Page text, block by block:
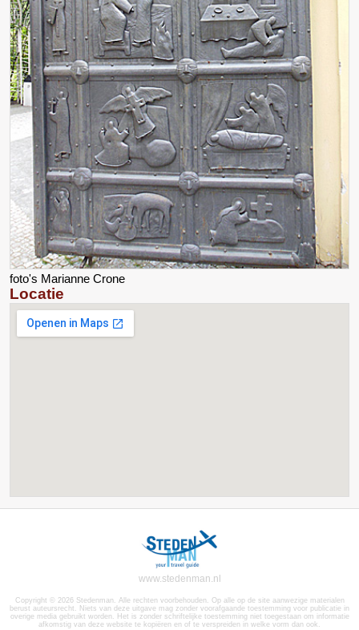
foto's Marianne Crone
Locatie
www.stedenman.nl
Copyright © 2026 Stedenman. Alle rechten voorbehouden. Op alle op de site aanwezige materialen
berust auteursrecht. Niets van deze uitgave mag zonder voorafgaande toestemming voor publicatie in
overige media gebruikt worden. Het is zonder schriftelijke toestemming niet toegestaan om informatie
afkomstig van deze website te kopiëren en of te verspreiden in welke vorm dan ook.